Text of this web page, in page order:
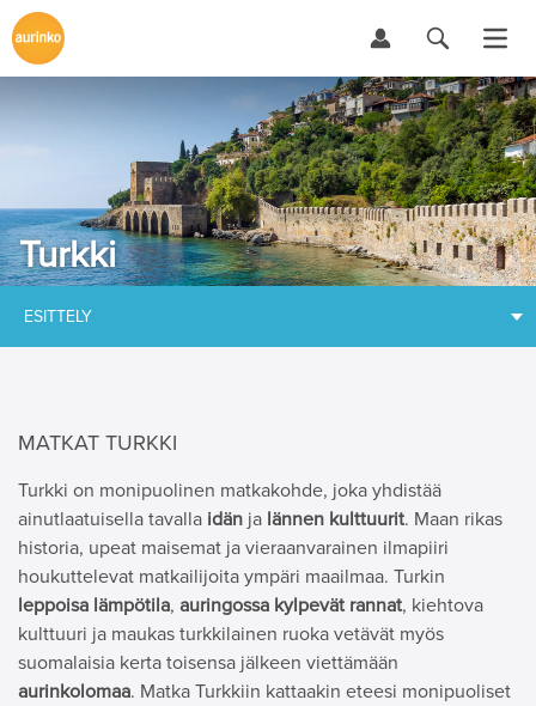
Turkki
ESITTELY
MATKAT TURKKI
Turkki on monipuolinen matkakohde, joka yhdistää
ainutlaatuisella tavalla idän ja lännen kulttuurit. Maan rikas
historia, upeat maisemat ja vieraanvarainen ilmapiiri
houkuttelevat matkailijoita ympäri maailmaa. Turkin
leppoisa lämpötila, auringossa kylpevät rannat, kiehtova
kulttuuri ja maukas turkkilainen ruoka vetävät myös
suomalaisia kerta toisensa jälkeen viettämään
aurinkolomaa. Matka Turkkiin kattaakin eteesi monipuoliset